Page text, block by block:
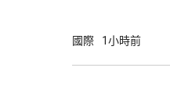
巴加埃又指，伊
國際 1小時前